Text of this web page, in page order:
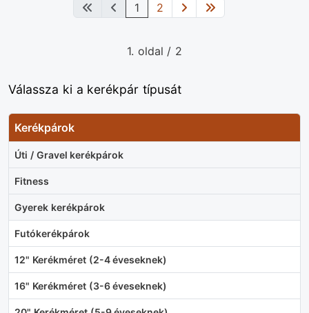
Válassza ki a kerékpár típusát
Kerékpárok
Úti / Gravel kerékpárok
Fitness
Gyerek kerékpárok
Futókerékpárok
12" Kerékméret (2-4 éveseknek)
16" Kerékméret (3-6 éveseknek)
1 2
1. oldal / 2